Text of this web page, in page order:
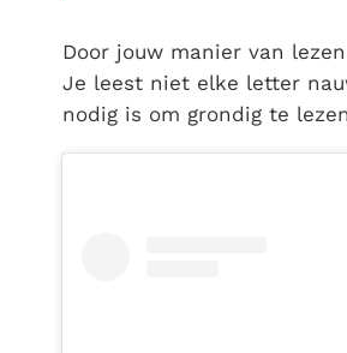
Door jouw manier van
Je leest niet elke letter
nodig is om grondig te